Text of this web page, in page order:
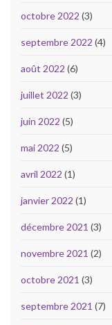
octobre 2022 (3)
septembre 2022 (4)
août 2022 (6)
juillet 2022 (3)
juin 2022 (5)
mai 2022 (5)
avril 2022 (1)
janvier 2022 (1)
décembre 2021 (3)
novembre 2021 (2)
octobre 2021 (3)
septembre 2021 (7)